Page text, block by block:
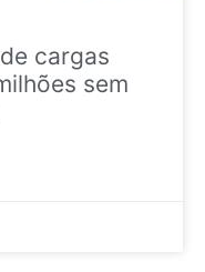
cargas
sem